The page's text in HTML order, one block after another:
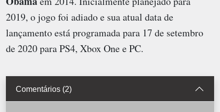
2019, o jogo foi adiado e sua atual data de
lançamento está programada para 17 de setembro
de 2020 para PS4, Xbox One e PC.
Comentários (2)